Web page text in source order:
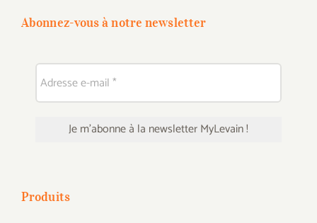
Abonnez-vous à notre newsletter
Produits